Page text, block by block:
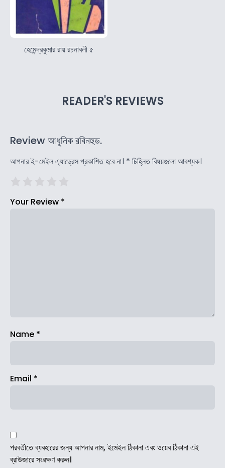
হেমেন্দ্রকুমার রায় রচনাবলী ৫
READER'S REVIEWS
Review আধুনিক রবিনহুড.
আপনার ই-মেইল এ্যাড্রেস প্রকাশিত হবে না। * চিহ্নিত বিষয়গুলো আবশ্যক।
Your Review *
Name *
Email *
পরবর্তীতে ব্যবহারের জন্য আপনার নাম, ইমেইল ঠিকানা এবং ওয়েব ঠিকানা এই
ব্রাউজারে সংরক্ষণ করুন।